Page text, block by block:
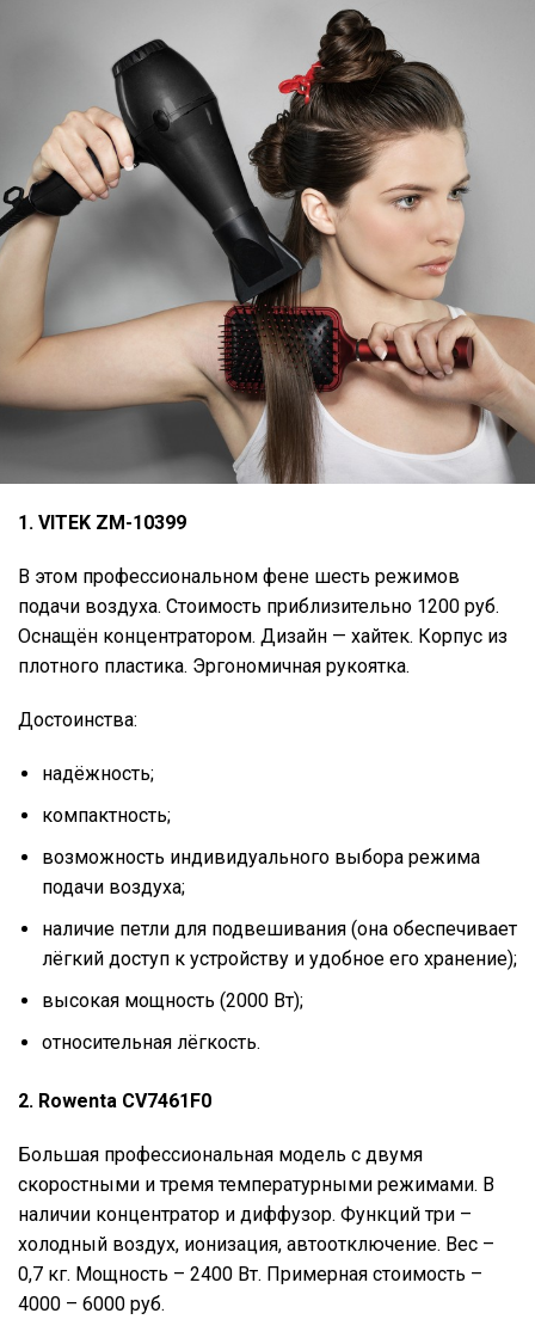
1. VITEK ZM-10399
В этом профессиональном фене шесть режимов
подачи воздуха. Стоимость приблизительно 1200 руб.
Оснащён концентратором. Дизайн — хайтек. Корпус из
плотного пластика. Эргономичная рукоятка.
Достоинства:
надёжность;
компактность;
возможность индивидуального выбора режима
подачи воздуха;
наличие петли для подвешивания (она обеспечивает
лёгкий доступ к устройству и удобное его хранение);
высокая мощность (2000 Вт);
относительная лёгкость.
2. Rowenta CV7461F0
Большая профессиональная модель с двумя
скоростными и тремя температурными режимами. В
наличии концентратор и диффузор. Функций три –
холодный воздух, ионизация, автоотключение. Вес –
0,7 кг. Мощность – 2400 Вт. Примерная стоимость –
4000 – 6000 руб.